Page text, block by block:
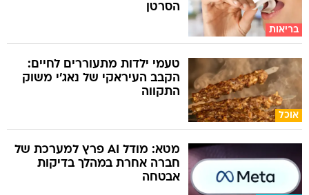
בריאות
הסרטן
אוכל
טעמי ילדות מתעוררים לחיים:
הקבב העיראקי של נאג׳י משוק
התקווה
מטא: מודל AI פרץ למערכת של
חברה אחרת במהלך בדיקות
אבטחה